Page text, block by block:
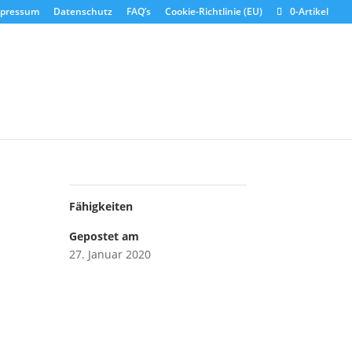
Datenschutz FAQ’s Cookie-Richtlinie (EU) 0-Artikel
Fähigkeiten
Gepostet am
27. Januar 2020